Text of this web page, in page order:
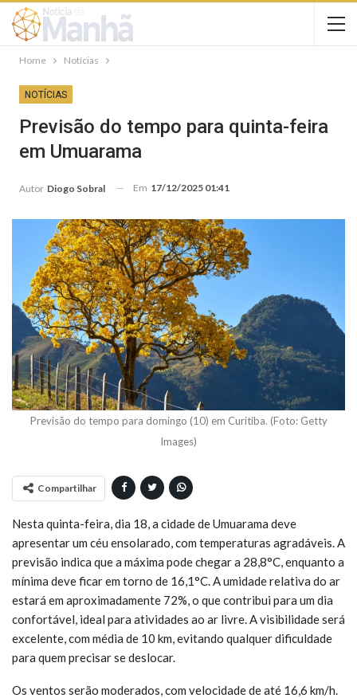
Home Notícias
NOTÍCIAS
Previsão do tempo para quinta-feira
em Umuarama
Autor Diogo Sobral Em 17/12/2025 01:41
Previsão do tempo para domingo (10) em Curitiba. (Foto: Getty
Images)
Compartilhar
Nesta quinta-feira, dia 18, a cidade de Umuarama deve
apresentar um céu ensolarado, com temperaturas agradáveis. A
previsão indica que a máxima pode chegar a 28,8°C, enquanto a
mínima deve ficar em torno de 16,1°C. A umidade relativa do ar
estará em aproximadamente 72%, o que contribui para um dia
confortável, ideal para atividades ao ar livre. A visibilidade será
excelente, com média de 10 km, evitando qualquer dificuldade
para quem precisar se deslocar.
Os ventos serão moderados, com velocidade de até 16,6 km/h.